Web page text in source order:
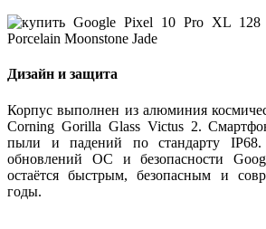
Дизайн и защита
Корпус выполнен из алюминия
Corning Gorilla Glass Victus 2.
пыли и падений по стандарту IP68.
обновлений ОС и безопасности
остаётся быстрым, безопасным и
годы.